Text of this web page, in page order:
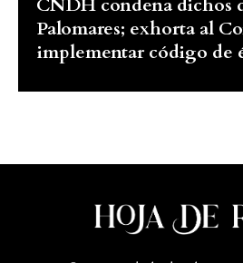
Palomares; exhorta al
implementar código de